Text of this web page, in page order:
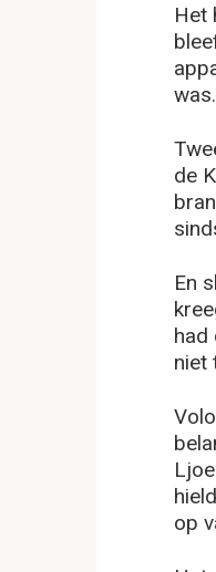
Het
de
En
had
niet
op